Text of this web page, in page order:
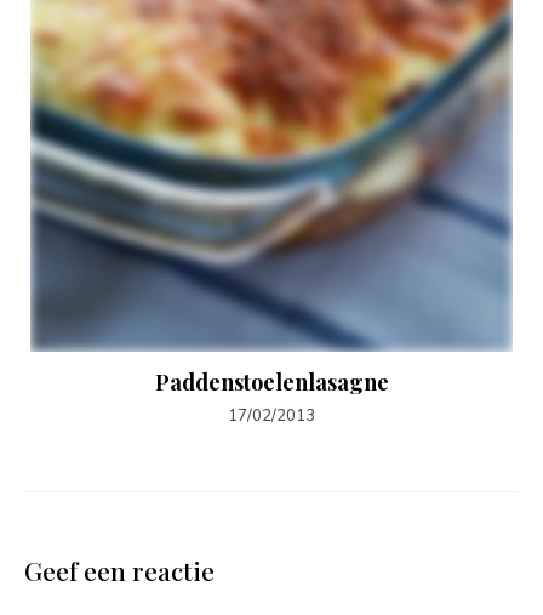
Paddenstoelenlasagne
17/02/2013
Geef een reactie